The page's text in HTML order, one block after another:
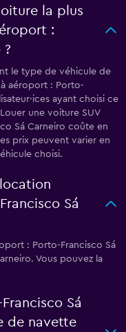
la plus
:
?
le type de véhicule de
aéroport : Porto-
ayant choisi ce
une voiture SUV
Sá Carneiro coûte en
prix peuvent varier en
choisi.
Sá
: Porto-Francisco Sá
Vous pouvez la
Sá
de navette